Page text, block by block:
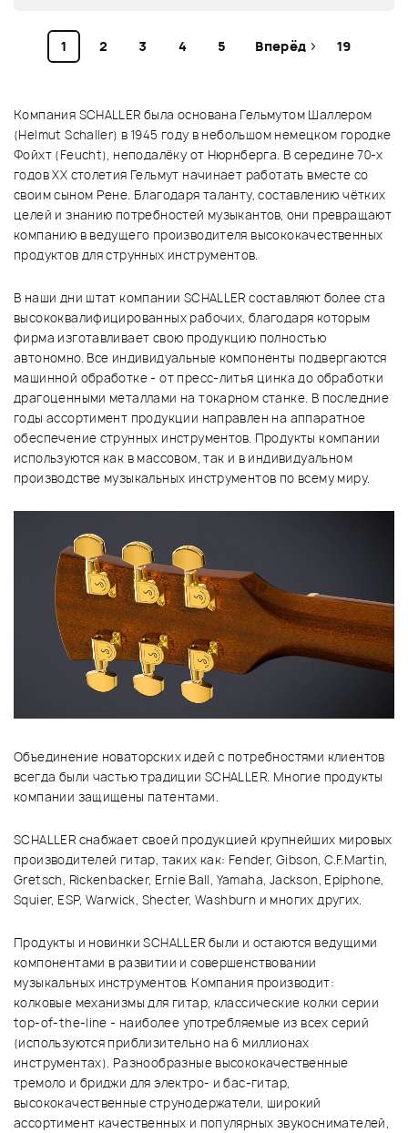
1 2 3 4 5 Вперёд 19
Компания SCHALLER была основана Гельмутом Шаллером
(Helmut Schaller) в 1945 году в небольшом немецком городке
Фойхт (Feucht), неподалёку от Нюрнберга. В середине 70-х
годов XX столетия Гельмут начинает работать вместе со
своим сыном Рене. Благодаря таланту, составлению чётких
целей и знанию потребностей музыкантов, они превращают
компанию в ведущего производителя высококачественных
продуктов для струнных инструментов.
В наши дни штат компании SCHALLER составляют более ста
высококвалифицированных рабочих, благодаря которым
фирма изготавливает свою продукцию полностью
автономно. Все индивидуальные компоненты подвергаются
машинной обработке - от пресс-литья цинка до обработки
драгоценными металлами на токарном станке. В последние
годы ассортимент продукции направлен на аппаратное
обеспечение струнных инструментов. Продукты компании
используются как в массовом, так и в индивидуальном
производстве музыкальных инструментов по всему миру.
Объединение новаторских идей с потребностями клиентов
всегда были частью традиции SCHALLER. Многие продукты
компании защищены патентами.
SCHALLER снабжает своей продукцией крупнейших мировых
производителей гитар, таких как: Fender, Gibson, C.F.Martin,
Gretsch, Rickenbacker, Ernie Ball, Yamaha, Jackson, Epiphone,
Squier, ESP, Warwick, Shecter, Washburn и многих других.
Продукты и новинки SCHALLER были и остаются ведущими
компонентами в развитии и совершенствовании
музыкальных инструментов. Компания производит:
колковые механизмы для гитар, классические колки серии
top-of-the-line - наиболее употребляемые из всех серий
(используются приблизительно на 6 миллионах
инструментах). Разнообразные высококачественные
тремоло и бриджи для электро- и бас-гитар,
высококачественные струнодержатели, широкий
ассортимент качественных и популярных звукоснимателей,